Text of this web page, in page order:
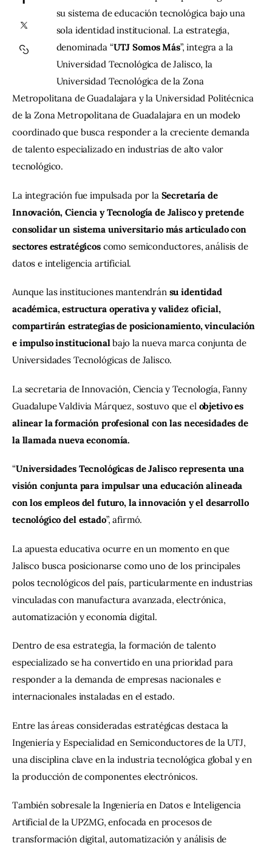
Contacto
su sistema de educación tecnológica bajo una
sola identidad institucional. La estrategia,
denominada “UTJ Somos Más”, integra a la
Universidad Tecnológica de Jalisco, la
Universidad Tecnológica de la Zona
Metropolitana de Guadalajara y la Universidad Politécnica
de la Zona Metropolitana de Guadalajara en un modelo
coordinado que busca responder a la creciente demanda
de talento especializado en industrias de alto valor
tecnológico.
La integración fue impulsada por la Secretaría de
Innovación, Ciencia y Tecnología de Jalisco y pretende
consolidar un sistema universitario más articulado con
sectores estratégicos como semiconductores, análisis de
datos e inteligencia artificial.
Aunque las instituciones mantendrán su identidad
académica, estructura operativa y validez oficial,
compartirán estrategias de posicionamiento, vinculación
e impulso institucional bajo la nueva marca conjunta de
Universidades Tecnológicas de Jalisco.
La secretaria de Innovación, Ciencia y Tecnología, Fanny
Guadalupe Valdivia Márquez, sostuvo que el objetivo es
alinear la formación profesional con las necesidades de
la llamada nueva economía.
“Universidades Tecnológicas de Jalisco representa una
visión conjunta para impulsar una educación alineada
con los empleos del futuro, la innovación y el desarrollo
tecnológico del estado”, afirmó.
La apuesta educativa ocurre en un momento en que
Jalisco busca posicionarse como uno de los principales
polos tecnológicos del país, particularmente en industrias
vinculadas con manufactura avanzada, electrónica,
automatización y economía digital.
Dentro de esa estrategia, la formación de talento
especializado se ha convertido en una prioridad para
responder a la demanda de empresas nacionales e
internacionales instaladas en el estado.
Entre las áreas consideradas estratégicas destaca la
Ingeniería y Especialidad en Semiconductores de la UTJ,
una disciplina clave en la industria tecnológica global y en
la producción de componentes electrónicos.
También sobresale la Ingeniería en Datos e Inteligencia
Artificial de la UPZMG, enfocada en procesos de
transformación digital, automatización y análisis de